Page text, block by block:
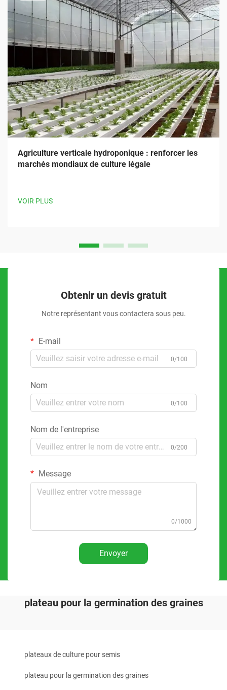
Agriculture verticale hydroponique : renforcer les
marchés mondiaux de culture légale
VOIR PLUS
Obtenir un devis gratuit
Notre représentant vous contactera sous peu.
E-mail
0/100
Nom
0/100
Nom de l'entreprise
0/200
Message
0/1000
Envoyer
plateau pour la germination des graines
plateaux de culture pour semis
plateau pour la germination des graines